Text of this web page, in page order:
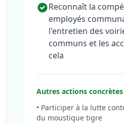
Reconnaît la
employés
l'entretien des
communs et les
cela
Autres actions concrètes
• Participer à la lutte
du moustique tigre